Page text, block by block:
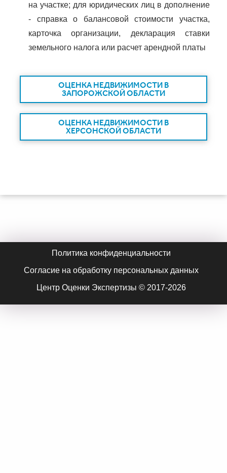
на участке; для юридических лиц в дополнение
- справка о балансовой стоимости участка,
карточка организации, декларация ставки
земельного налога или расчет арендной платы
ОЦЕНКА НЕДВИЖИМОСТИ В
ЗАПОРОЖСКОЙ ОБЛАСТИ
ОЦЕНКА НЕДВИЖИМОСТИ В
ХЕРСОНСКОЙ ОБЛАСТИ
Политика конфиденциальности
Согласие на обработку персональных данных
Центр Оценки Экспертизы © 2017-2026